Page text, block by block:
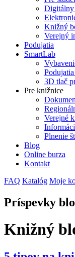
Digitálny
Knižný
Verejný
Podujatia
SmartLab
3D tlač
Pre knižnice
Verejné
Plnenie
Blog
Online burza
Kontakt
FAQ Katalóg Moje
Príspevky
Knižný